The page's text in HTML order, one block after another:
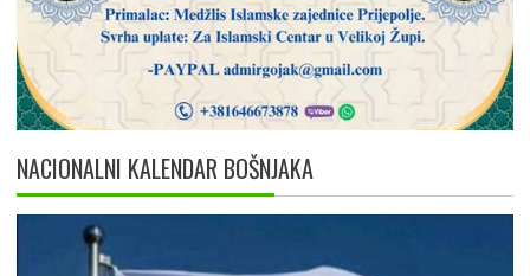
NACIONALNI KALENDAR BOŠNJAKA